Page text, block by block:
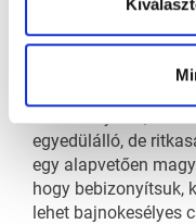
is nagyon volt
egyezni, akkor ide
ahhoz, hogy
egyedülálló, de
egy alapvetően
hogy bebizonyítsuk,
lehet bajnokesélyes